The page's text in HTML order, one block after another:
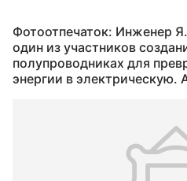
Фотоотпечаток: Инженер
один из участников
полупроводниках для
энергии в электрическую.